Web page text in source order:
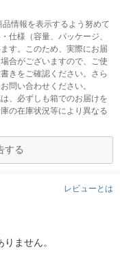
情報を表示するよう努めて
仕様（容量、パッケージ、
す。このため、実際にお届
合がございますので、ご使
きをご確認ください。さら
問い合わせください。
、必ずしも箱でのお届けを
の在庫状況等により異なる
する
レビューとは
ません。